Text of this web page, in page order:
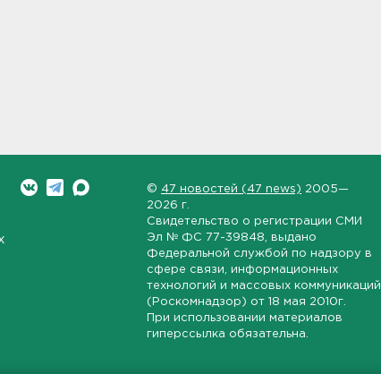
© 47 новостей (47 news) 2005—
2026 г.
Свидетельство о регистрации СМИ
Эл № ФС 77-39848 , выдано
Федеральной службой по надзору в
сфере связи, информационных
технологий и массовых коммуникаций
(Роскомнадзор) от 18 мая 2010г.
При использовании материалов
гиперссылка обязательна.